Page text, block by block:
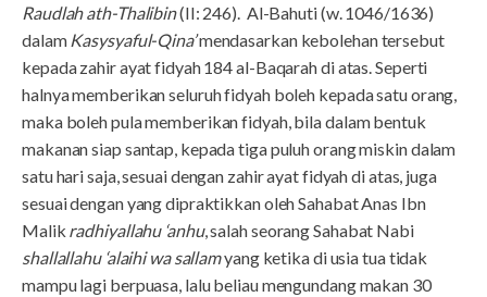
Raudlah ath-Thalibin(II: 246). Al-Bahuti (w. 1046/1636)
dalam Kasysyaful-Qina’mendasarkan kebolehan tersebut
kepada zahir ayat fidyah 184 al-Baqarah di atas. Seperti
halnya memberikan seluruh fidyah boleh kepada satu orang,
maka boleh pula memberikan fidyah, bila dalam bentuk
makanan siap santap, kepada tiga puluh orang miskin dalam
satu hari saja, sesuai dengan zahir ayat fidyah di atas, juga
sesuai dengan yang dipraktikkan oleh Sahabat Anas Ibn
Malik radhiyallahu ‘anhu, salah seorang Sahabat Nabi
shallallahu ‘alaihi wa sallamyang ketika di usia tua tidak
mampu lagi berpuasa, lalu beliau mengundang makan 30